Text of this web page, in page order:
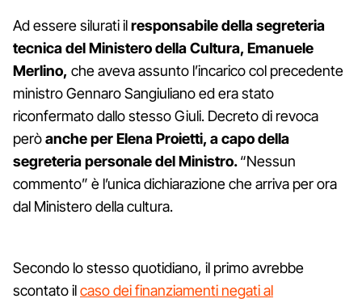
Ad essere silurati ilresponsabile della segreteria
tecnica del Ministero della Cultura, Emanuele
Merlino, che aveva assunto l’incarico col precedente
ministro Gennaro Sangiuliano ed era stato
riconfermato dallo stesso Giuli. Decreto di revoca
peròanche per Elena Proietti, a capo della
segreteria personale del Ministro.“Nessun
commento” è l’unica dichiarazione che arriva per ora
dal Ministero della cultura.
Secondo lo stesso quotidiano, il primo avrebbe
scontato ilcaso dei finanziamenti negati al